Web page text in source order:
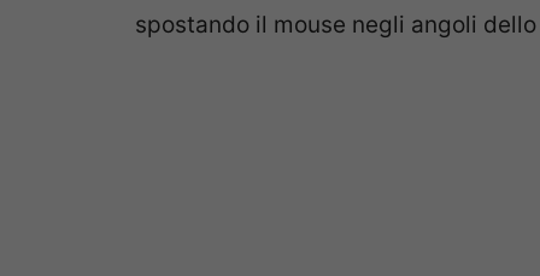
spostando il mouse negli angoli